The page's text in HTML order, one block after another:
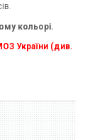
кольорі.
України (див.